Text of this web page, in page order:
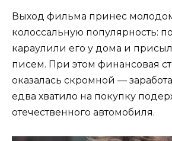
Выход фильма принес
колоссальную популярность:
караулили его у дома и
писем. При этом финансовая
оказалась скромной —
едва хватило на покупку
отечественного автомобиля.